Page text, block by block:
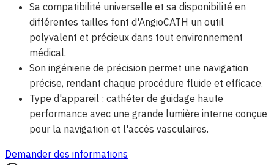
Sa compatibilité universelle et sa disponibilité en
différentes tailles font d'AngioCATH un outil
polyvalent et précieux dans tout environnement
médical.
Son ingénierie de précision permet une navigation
précise, rendant chaque procédure fluide et efficace.
Type d'appareil : cathéter de guidage haute
performance avec une grande lumière interne conçue
pour la navigation et l'accès vasculaires.
Demander des informations